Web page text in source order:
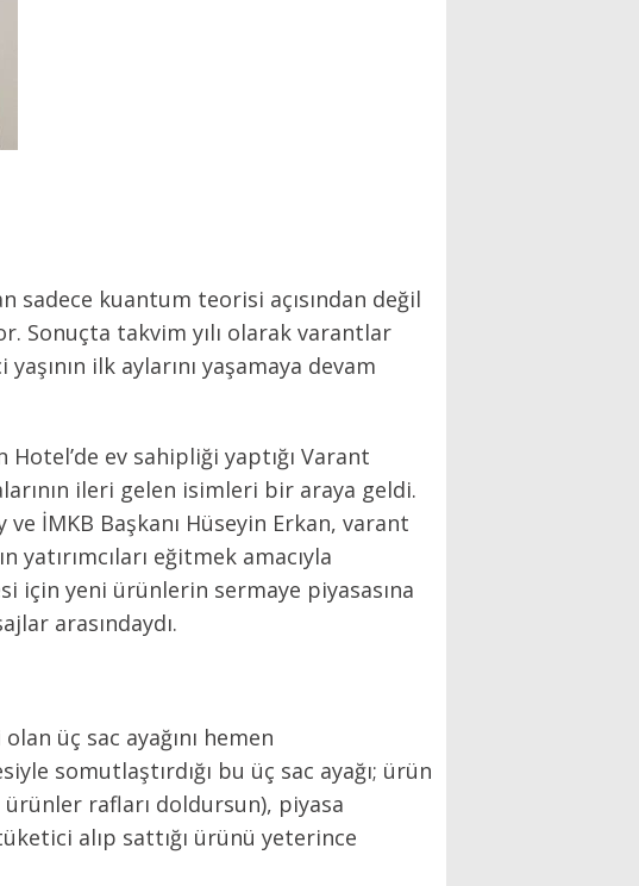
sadece kuantum teorisi açısından değil
Sonuçta takvim yılı olarak varantlar
ilk aylarını yaşamaya devam
Hotel’de ev sahipliği yaptığı Varant
ileri gelen isimleri bir araya geldi.
İMKB Başkanı Hüseyin Erkan, varant
eğitmek amacıyla
için yeni ürünlerin sermaye piyasasına
arasındaydı.
üç sac ayağını hemen
somutlaştırdığı bu üç sac ayağı; ürün
rafları doldursun), piyasa
alıp sattığı ürünü yeterince